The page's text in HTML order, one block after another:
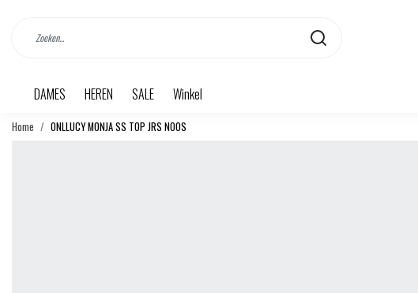
DAMES HEREN SALE Winkel
Home ONLLUCY MONJA SS TOP JRS NOOS